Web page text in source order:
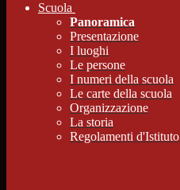
Scuola
Panoramica
Presentazione
I luoghi
Le persone
I numeri della scuola
Le carte della scuola
Organizzazione
La storia
Regolamenti d'Istituto